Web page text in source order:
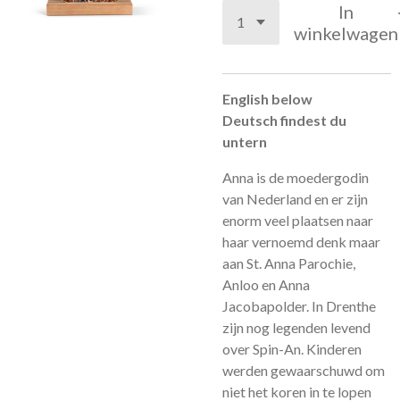
In
winkelwagen
English below
Deutsch findest du
untern
Anna is de moedergodin
van Nederland en er zijn
enorm veel plaatsen naar
haar vernoemd denk maar
aan St. Anna Parochie,
Anloo en Anna
Jacobapolder. In Drenthe
zijn nog legenden levend
over Spin-An. Kinderen
werden gewaarschuwd om
niet het koren in te lopen